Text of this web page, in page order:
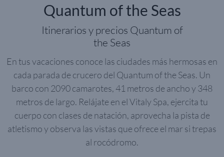
Quantum of the Seas
Itinerarios y precios Quantum of
the Seas
En tus vacaciones conoce las ciudades más hermosas en
cada parada de crucero del Quantum of the Seas. Un
barco con 2090 camarotes, 41 metros de ancho y 348
metros de largo. Relájate en el Vitaly Spa, ejercita tu
cuerpo con clases de natación, aprovecha la pista de
atletismo y observa las vistas que ofrece el mar si trepas
al rocódromo.